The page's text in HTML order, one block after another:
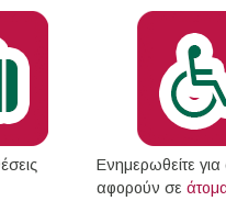
Ενημερωθείτε
αφορούν σε